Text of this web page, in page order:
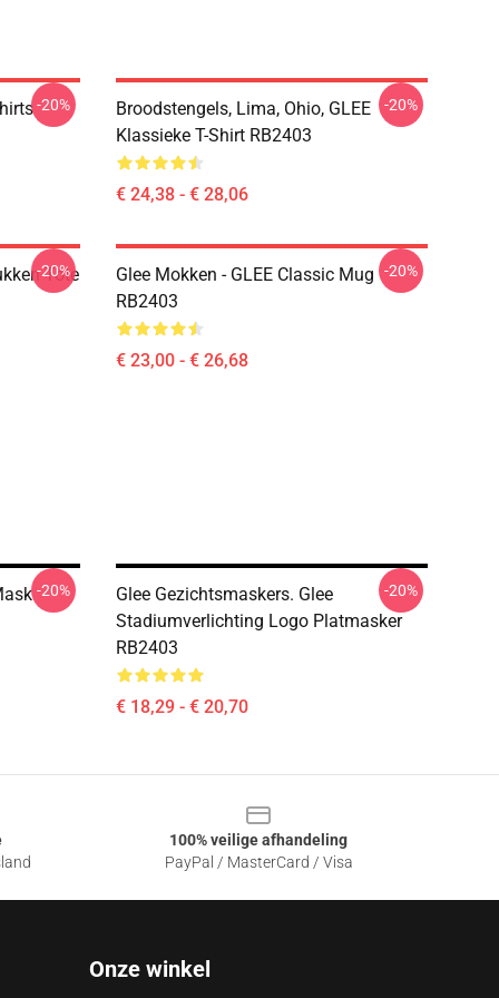
-20%
Broodstengels, Lima, Ohio, GLEE
Klassieke T-Shirt RB2403
€ 24,38 - € 28,06
-20%
Tote
-20%
Glee Mokken - GLEE Classic Mug
RB2403
€ 23,00 - € 26,68
-20%
-20%
Glee Gezichtsmaskers. Glee
Stadiumverlichting Logo Platmasker
RB2403
€ 18,29 - € 20,70
-20%
100% veilige afhandeling
PayPal / MasterCard / Visa
Onze winkel